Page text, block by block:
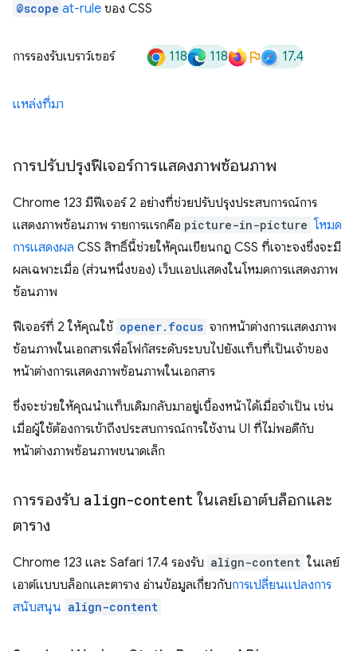
@scope at-rule ของ CSS
การรองรับเบราว์เซอร์ 118 118 17.4
แหล่งที่มา
การปรับปรุงฟีเจอร์การแสดงภาพซ้อนภาพ
Chrome 123 มีฟีเจอร์ 2 อย่างที่ช่วยปรับปรุงประสบการณ์การ
แสดงภาพซ้อนภาพ รายการแรกคือ picture-in-picture โหมด
การแสดงผล CSS สิทธิ์นี้ช่วยให้คุณเขียนกฎ CSS ที่เจาะจงซึ่งจะมี
ผลเฉพาะเมื่อ (ส่วนหนึ่งของ) เว็บแอปแสดงในโหมดการแสดงภาพ
ซ้อนภาพ
ฟีเจอร์ที่ 2 ให้คุณใช้ opener.focus จากหน้าต่างการแสดงภาพ
ซ้อนภาพในเอกสารเพื่อโฟกัสระดับระบบไปยังแท็บที่เป็นเจ้าของ
หน้าต่างการแสดงภาพซ้อนภาพในเอกสาร
ซึ่งจะช่วยให้คุณนำแท็บเดิมกลับมาอยู่เบื้องหน้าได้เมื่อจำเป็น เช่น
เมื่อผู้ใช้ต้องการเข้าถึงประสบการณ์การใช้งาน UI ที่ไม่พอดีกับ
หน้าต่างภาพซ้อนภาพขนาดเล็ก
การรองรับ align-content ในเลย์เอาต์บล็อกและ
ตาราง
Chrome 123 และ Safari 17.4 รองรับ align-content ในเลย์
เอาต์แบบบล็อกและตาราง อ่านข้อมูลเกี่ยวกับการเปลี่ยนแปลงการ
สนับสนุน align-content